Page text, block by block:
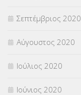
Σεπτέμβριος 2020
Αύγουστος 2020
Ιούλιος 2020
Ιούνιος 2020